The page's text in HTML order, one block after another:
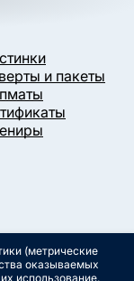
и пакеты
(метрические
оказываемых
использование.